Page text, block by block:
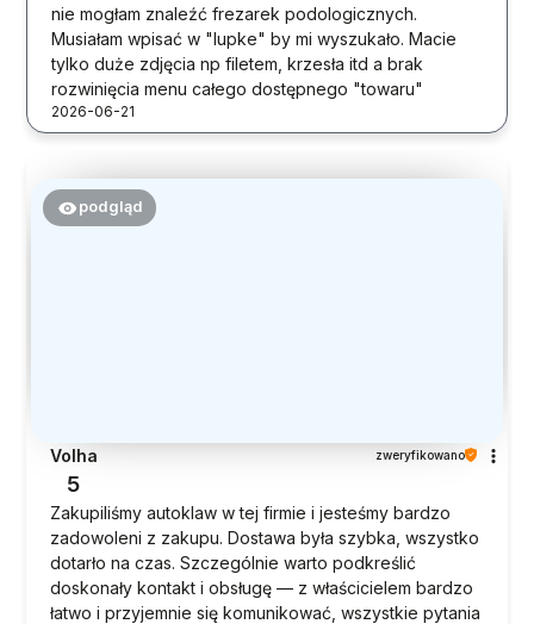
nie mogłam znaleźć frezarek podologicznych.
Musiałam wpisać w "lupke" by mi wyszukało. Macie
tylko duże zdjęcia np filetem, krzesła itd a brak
rozwinięcia menu całego dostępnego "towaru"
2026-06-21
podgląd
Volha zweryfikowano
5
Zakupiliśmy autoklaw w tej firmie i jesteśmy bardzo
zadowoleni z zakupu. Dostawa była szybka, wszystko
dotarło na czas. Szczególnie warto podkreślić
doskonały kontakt i obsługę — z właścicielem bardzo
łatwo i przyjemnie się komunikować, wszystkie pytania